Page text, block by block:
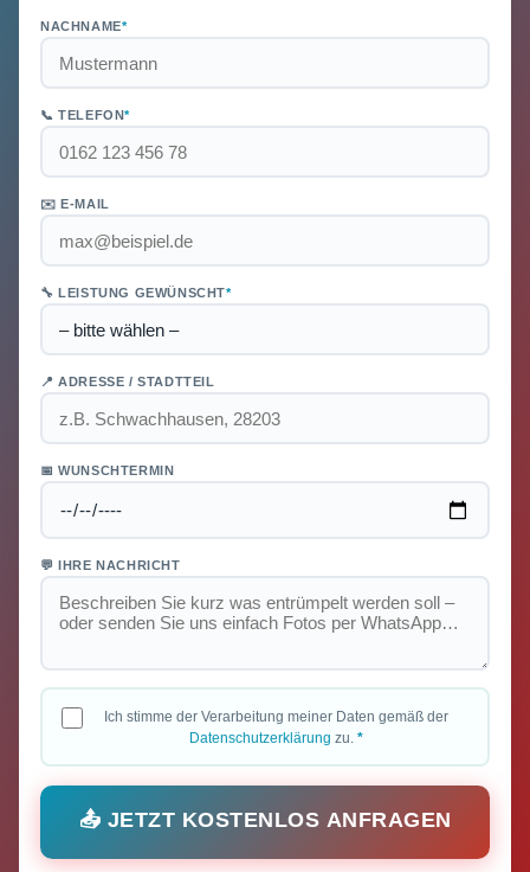
NACHNAME*
📞 TELEFON*
✉️ E-MAIL
🔧 LEISTUNG GEWÜNSCHT*
📍 ADRESSE / STADTTEIL
📅 WUNSCHTERMIN
💬 IHRE NACHRICHT
Ich stimme der Verarbeitung meiner Daten gemäß der
Datenschutzerklärung zu. *
📤 JETZT KOSTENLOS ANFRAGEN